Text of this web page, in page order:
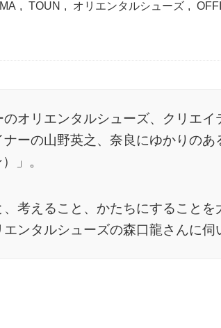
, TOUN , オリエンタルシューズ ,
のオリエンタルシューズ、クリエ
ナーの山野英之、奈良にゆかりの
」。
考えること、かたちにすること
ンタルシューズの森口龍さんに伺